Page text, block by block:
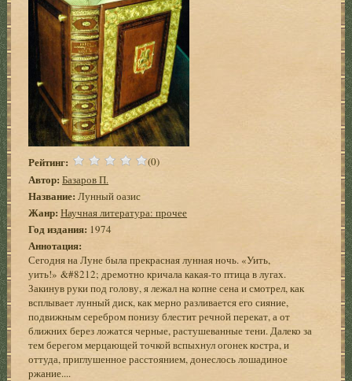
Рейтинг: (0)
Автор: Базаров П.
Название: Лунный оазис
Жанр: Научная литература: прочее
Год издания: 1974
Аннотация:
Сегодня на Луне была прекрасная лунная ночь. «Уить,
уить!» &#8212; дремотно кричала какая-то птица в лугах.
Закинув руки под голову, я лежал на копне сена и смотрел, как
всплывает лунный диск, как мерно разливается его сияние,
подвижным серебром понизу блестит речной перекат, а от
ближних берез ложатся черные, растушеванные тени. Далеко за
тем берегом мерцающей точкой вспыхнул огонек костра, и
оттуда, приглушенное расстоянием, донеслось лошадиное
ржание....